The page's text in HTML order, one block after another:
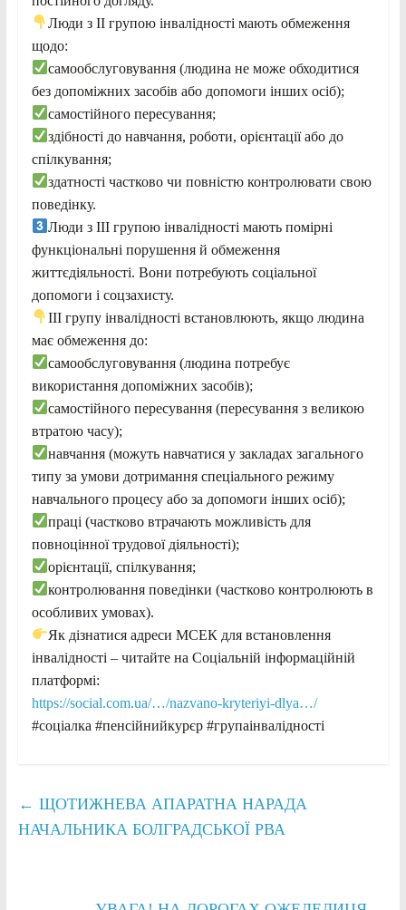
Люди з II групою інвалідності мають обмеження
щодо:
самообслуговування (людина не може обходитися
без допоміжних засобів або допомоги інших осіб);
самостійного пересування;
здібності до навчання, роботи, орієнтації або до
спілкування;
здатності частково чи повністю контролювати свою
поведінку.
Люди з III групою інвалідності мають помірні
функціональні порушення й обмеження
життєдіяльності. Вони потребують соціальної
допомоги і соцзахисту.
III групу інвалідності встановлюють, якщо людина
має обмеження до:
самообслуговування (людина потребує
використання допоміжних засобів);
самостійного пересування (пересування з великою
втратою часу);
навчання (можуть навчатися у закладах загального
типу за умови дотримання спеціального режиму
навчального процесу або за допомоги інших осіб);
праці (частково втрачають можливість для
повноцінної трудової діяльності);
орієнтації, спілкування;
контролювання поведінки (частково контролюють в
особливих умовах).
Як дізнатися адреси МСЕК для встановлення
інвалідності – читайте на Соціальній інформаційній
платформі:
https://social.com.ua/…/nazvano-kryteriyi-dlya…/
#соціалка #пенсійнийкурєр #групаінвалідності
← ЩОТИЖНЕВА АПАРАТНА НАРАДА
НАЧАЛЬНИКА БОЛГРАДСЬКОЇ РВА